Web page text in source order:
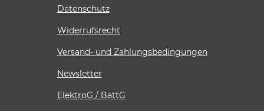
Datenschutz
Widerrufsrecht
Versand- und Zahlungsbedingungen
Newsletter
ElektroG / BattG